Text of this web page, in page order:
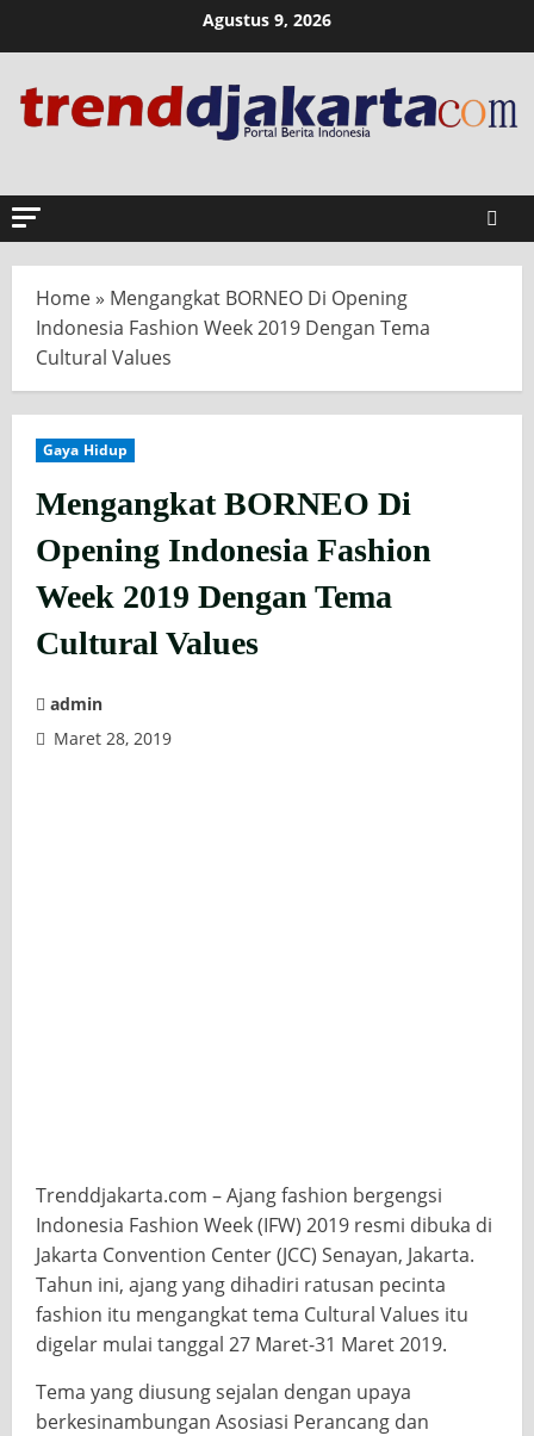
Agustus 9, 2026
Home » Mengangkat BORNEO Di Opening
Indonesia Fashion Week 2019 Dengan Tema
Cultural Values
Gaya Hidup
Mengangkat BORNEO Di
Opening Indonesia Fashion
Week 2019 Dengan Tema
Cultural Values
admin
Maret 28, 2019
Trenddjakarta.com – Ajang fashion bergengsi
Indonesia Fashion Week (IFW) 2019 resmi dibuka di
Jakarta Convention Center (JCC) Senayan, Jakarta.
Tahun ini, ajang yang dihadiri ratusan pecinta
fashion itu mengangkat tema Cultural Values itu
digelar mulai tanggal 27 Maret-31 Maret 2019.
Tema yang diusung sejalan dengan upaya
berkesinambungan Asosiasi Perancang dan